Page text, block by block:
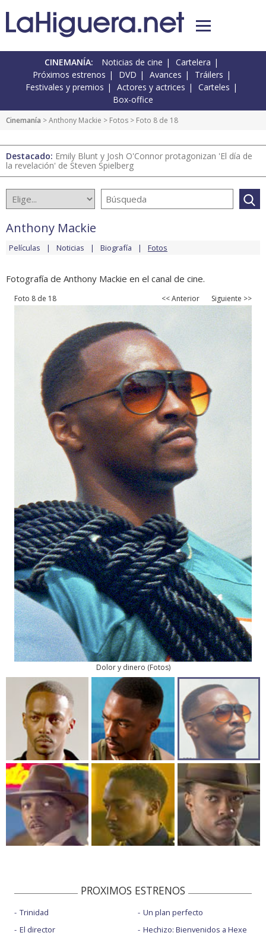
CINEMANÍA: Noticias de cine
Cartelera
Próximos estrenos
DVD Avances
Tráilers
Festivales y premios
Actores y actrices
Carteles
Box-office
Cinemanía >Anthony Mackie > Fotos > Foto 8 de 18
Destacado: Emily Blunt y Josh O'Connor protagonizan 'El día de
la revelación' de Steven Spielberg
Anthony Mackie
Películas Noticias Biografía Fotos
Fotografía de Anthony Mackie en el canal de cine.
Foto 8 de 18 << Anterior Siguiente >>
Dolor y dinero (Fotos)
PROXIMOS ESTRENOS
Trinidad
El director
Un plan perfecto
Hechizo: Bienvenidos a Hexe